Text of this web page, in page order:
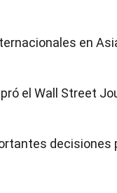
en
el Wall Street